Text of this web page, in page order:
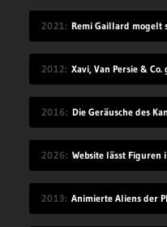
2021
2012
2016 Die Geräusche des
2026 Website lässt Figuren
2013 Animierte Aliens der